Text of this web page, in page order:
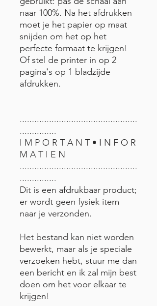
naar 100%. Na het afdrukken
moet je het papier op maat
snijden om het op het
perfecte formaat te krijgen!
Of stel de printer in op 2
pagina's op 1 bladzijde
afdrukken.
................................................
...............
I M P O R T A N T • I N F O R
M A T I E N
................................................
...............
Dit is een afdrukbaar product;
er wordt geen fysiek item
naar je verzonden.
Het bestand kan niet worden
bewerkt, maar als je speciale
verzoeken hebt, stuur me dan
een bericht en ik zal mijn best
doen om het voor elkaar te
krijgen!